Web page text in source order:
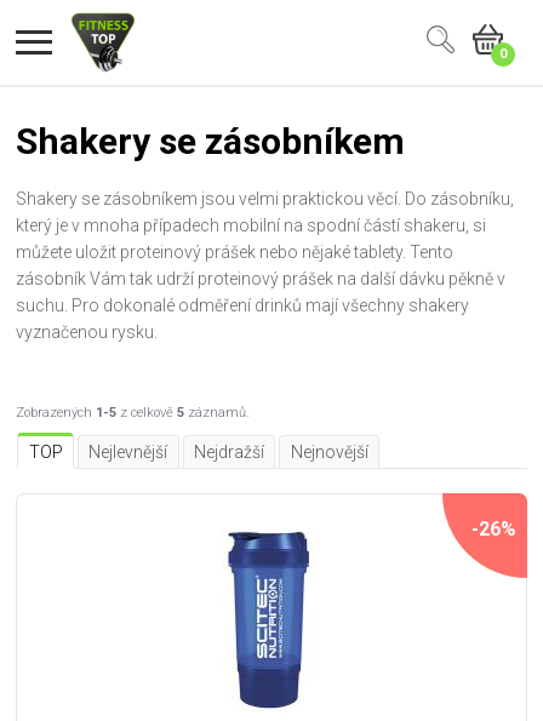
0
Shakery se zásobníkem
Shakery se zásobníkem jsou velmi praktickou věcí. Do zásobníku,
který je v mnoha případech mobilní na spodní částí shakeru, si
můžete uložit proteinový prášek nebo nějaké tablety. Tento
zásobník Vám tak udrží proteinový prášek na další dávku pěkně v
suchu. Pro dokonalé odměření drinků mají všechny shakery
vyznačenou rysku.
Zobrazených 1-5 z celkově5 záznamů.
TOP Nejlevnější Nejdražší Nejnovější
-26%